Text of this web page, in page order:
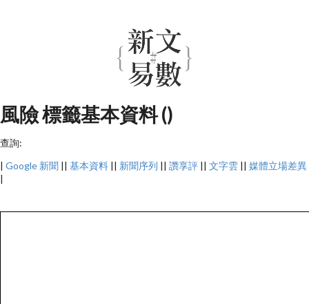
風險 標籤基本資料 ()
查詢:
| Google 新聞 || 基本資料 || 新聞序列 || 讚享評 || 文字雲 || 媒體立場差異
|